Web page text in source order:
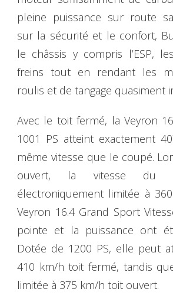
pleine puissance sur route
sur la sécurité et le confort,
le châssis y compris l’ESP,
freins tout en rendant les
roulis et de tangage quasiment
Avec le toit fermé, la Veyron
1001 PS atteint exactement
même vitesse que le coupé.
ouvert, la vitesse du
électroniquement limitée à
Veyron 16.4 Grand Sport
pointe et la puissance ont
Dotée de 1200 PS, elle peut
410 km/h toit fermé, tandis
limitée à 375 km/h toit ouvert.